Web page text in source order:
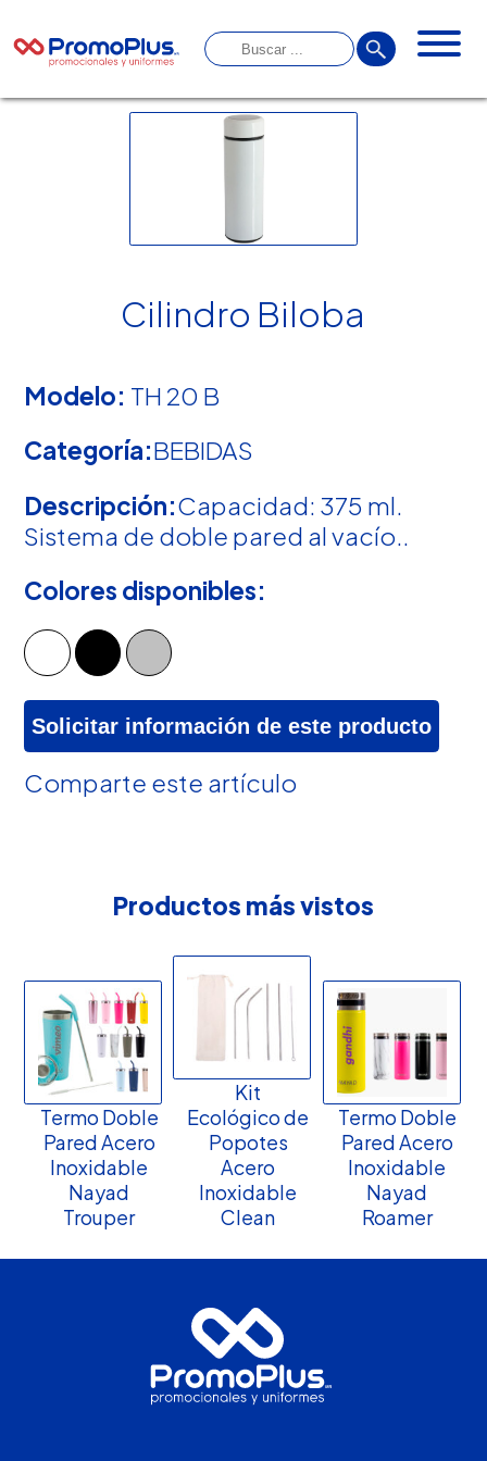
Cilindro Biloba
Modelo: TH 20 B
Categoría:BEBIDAS
Descripción:Capacidad: 375 ml.
Sistema de doble pared al vacío..
Colores disponibles:
Solicitar información de este producto
Comparte este artículo
Productos más vistos
Termo Doble
Pared Acero
Inoxidable
Nayad
Trouper
Kit
Ecológico de
Popotes
Acero
Inoxidable
Clean
Termo Doble
Pared Acero
Inoxidable
Nayad
Roamer